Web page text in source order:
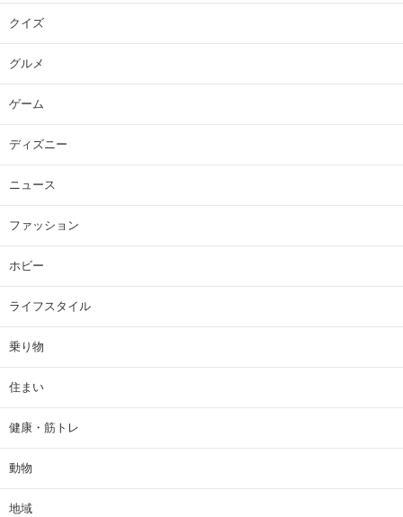
クイズ
グルメ
ゲーム
ディズニー
ニュース
ファッション
ホビー
ライフスタイル
乗り物
住まい
健康・筋トレ
動物
地域